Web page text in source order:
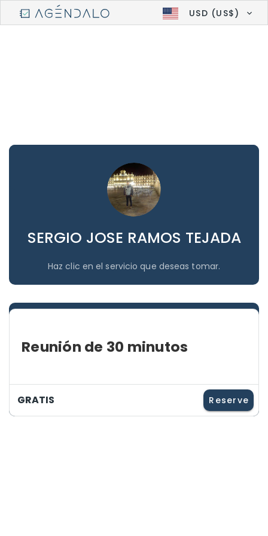
USD (US$)
SERGIO JOSE RAMOS TEJADA
Haz clic en el servicio que deseas tomar.
Reunión de 30 minutos
GRATIS Reserve